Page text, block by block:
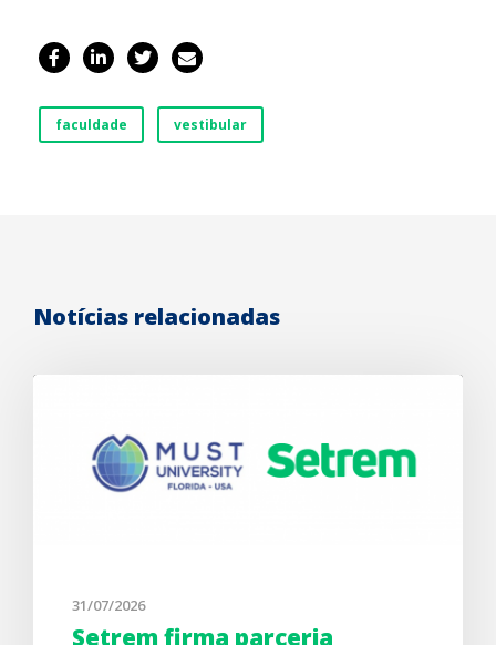
faculdade vestibular
Notícias relacionadas
31/07/2026
Setrem firma parceria